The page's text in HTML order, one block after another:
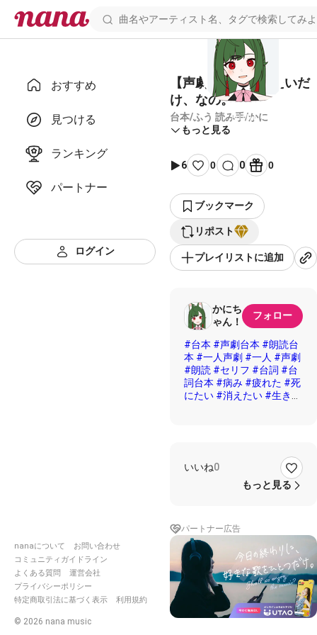
おすすめ
見つける
ランキング
パートナー
ログイン
nanaについて
お問い合わせ
コミュニティガイドライン
よくある質問
運営会社
プライバシーポリシー
特定商取引法に基づく表示
利用規約
© 2026 nana music
【声劇台本】消えたいだ
け、なの。
台本/ふう 読み手/かに
もっと見る
6 0 0 0
ブックマーク
リポスト
プレイリストに追加
かにち
ゃん！
フォロー
#台本 #声劇台本 #朗読台
本 #一人声劇 #一人 #声劇
#朗読 #セリフ #台詞 #台
詞台本 #病み #疲れた #死
にたい #消えたい #生きた
いいね0
もっと見る
パートナー広告